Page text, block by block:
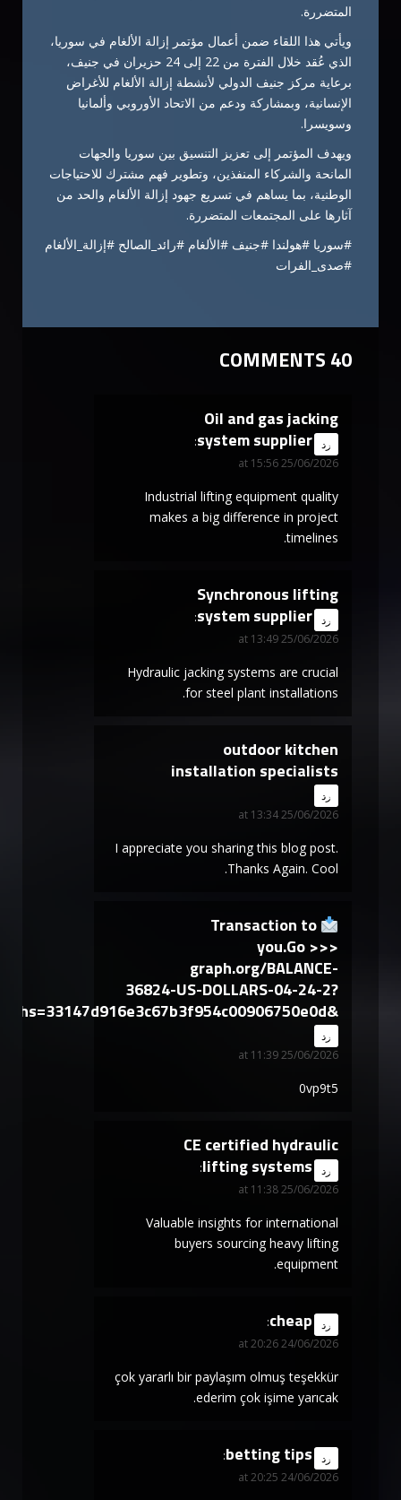
المتضررة.
ويأتي هذا اللقاء ضمن أعمال مؤتمر إزالة الألغام في سوريا،
الذي عُقد خلال الفترة من 22 إلى 24 حزيران في جنيف،
برعاية مركز جنيف الدولي لأنشطة إزالة الألغام للأغراض
الإنسانية، وبمشاركة ودعم من الاتحاد الأوروبي وألمانيا
وسويسرا.
ويهدف المؤتمر إلى تعزيز التنسيق بين سوريا والجهات
المانحة والشركاء المنفذين، وتطوير فهم مشترك للاحتياجات
الوطنية، بما يساهم في تسريع جهود إزالة الألغام والحد من
آثارها على المجتمعات المتضررة.
#سوريا #هولندا #جنيف #الألغام #رائد_الصالح #إزالة_الألغام
#صدى_الفرات
40 COMMENTS
Oil and gas jacking
system supplier
says:
25/06/2026 at 15:56
رد
Industrial lifting equipment quality
makes a big difference in project
timelines.
Synchronous lifting
system supplier
says:
25/06/2026 at 13:49
رد
Hydraulic jacking systems are crucial
for steel plant installations.
outdoor kitchen
installation specialists
says:
25/06/2026 at 13:34
رد
I appreciate you sharing this blog post.
Thanks Again. Cool.
Transaction to
you.Go >>>
graph.org/BALANCE-
36824-US-DOLLARS-04-24-2?
hs=33147d916e3c67b3f954c00906750e0d&
says:
25/06/2026 at 11:39
رد
0vp9t5
CE certified hydraulic
lifting systems
says:
25/06/2026 at 11:38
رد
Valuable insights for international
buyers sourcing heavy lifting
equipment.
cheap
says:
24/06/2026 at 20:26
رد
çok yararlı bir paylaşım olmuş teşekkür
ederim çok işime yarıcak.
betting tips
says:
24/06/2026 at 20:25
رد